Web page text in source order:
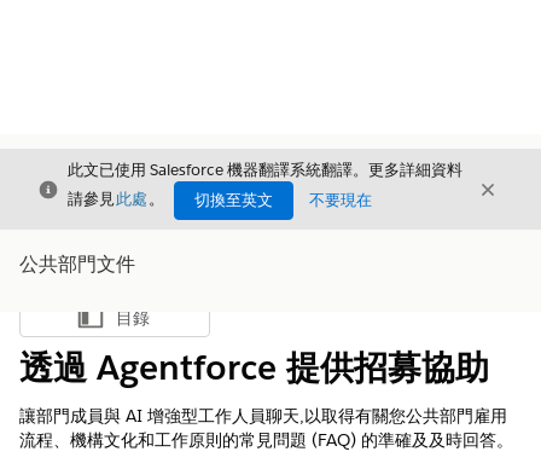
結束
此文已使用 Salesforce 機器翻譯系統翻譯。更多詳細資料
請參見此處。 切換至英文 不要現在 結束
公共部門文件
顯示目錄
目錄
透過 Agentforce 提供招募協助
讓部門成員與 AI 增強型工作人員聊天,以取得有關您公共部門雇用
流程、機構文化和工作原則的常見問題 (FAQ) 的準確及及時回答。